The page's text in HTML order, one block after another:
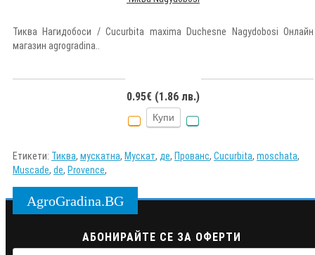
Тиква Нагидобоси / Cucurbita maxima Duchesne Nagydobosi Онлайн
магазин agrogradina..
0.95€ (1.86 лв.)
Купи
Етикети: Тиква, мускатна, Мускат, де, Прованс, Cucurbita, moschata,
Muscade, de, Provence,
AgroGradina.BG
АБОНИРАЙТЕ СЕ ЗА ОФЕРТИ